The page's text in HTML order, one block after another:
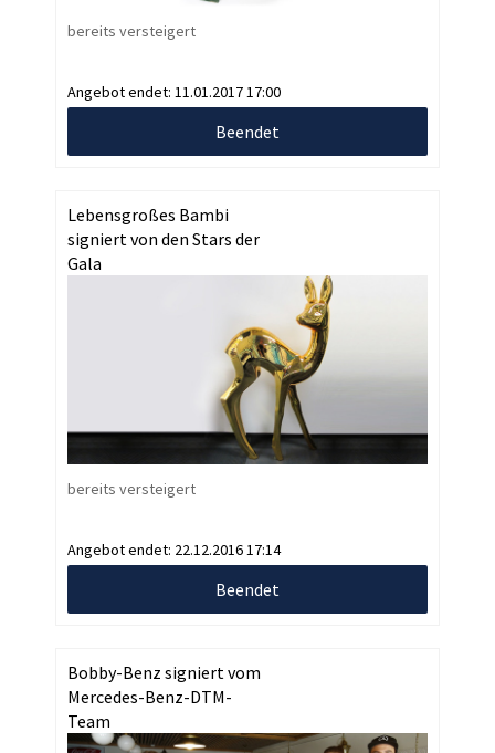
bereits versteigert
Angebot endet: 11.01.2017 17:00
Beendet
Lebensgroßes Bambi
signiert von den Stars der
Gala
bereits versteigert
Angebot endet: 22.12.2016 17:14
Beendet
Bobby-Benz signiert vom
Mercedes-Benz-DTM-
Team